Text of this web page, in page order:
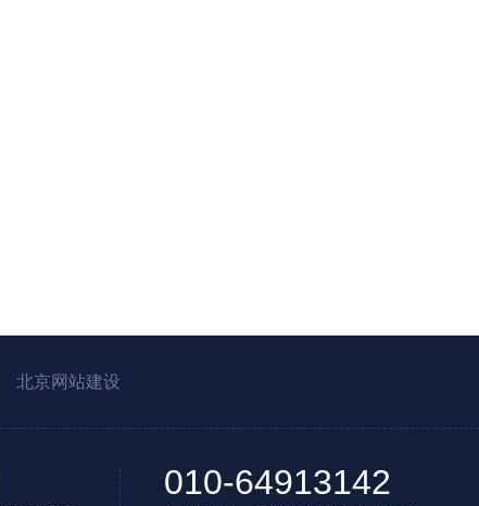
北京网站建设
010-64913142